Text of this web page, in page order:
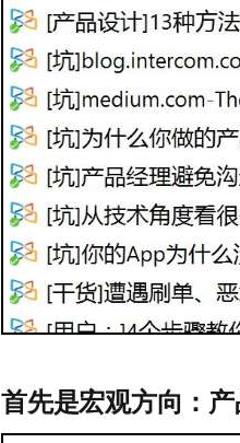
首先是宏观方向：